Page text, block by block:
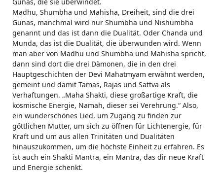
Gunas, die sie überwindet.
Madhu, Shumbha und Mahisha, Dreiheit, sind die drei
Gunas, manchmal wird nur Shumbha und Nishumbha
genannt und das ist dann die Dualität. Oder Chanda und
Munda, das ist die Dualität, die überwunden wird. Wenn
man aber von Madhu und Shumbha und Mahisha spricht,
dann sind dort die drei Dämonen, die in den drei
Hauptgeschichten der Devi Mahatmyam erwähnt werden,
gemeint und damit Tamas, Rajas und Sattva als
Verhaftungen. „Maha Shakti, diese großartige Kraft, die
kosmische Energie, Namah, dieser sei Verehrung.“ Also,
ein wunderschönes Lied, um Zugang zu finden zur
göttlichen Mutter, um sich zu öffnen für Lichtenergie, für
Kraft und um aus allen Trinitäten und Dualitäten
hinauszukommen, um die höchste Einheit zu erfahren. Es
ist auch ein Shakti Mantra, ein Mantra, das dir neue Kraft
und Energie schenkt.